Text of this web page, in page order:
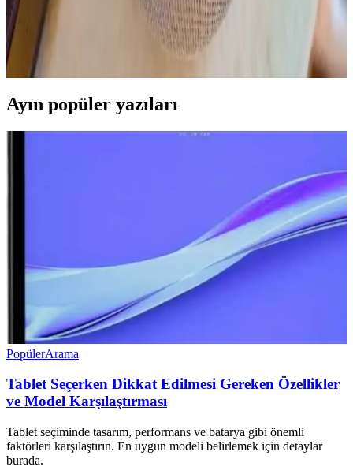
Google Assistant ve Google Home kullanıcıları işlevsellik
sorunlarıyla karşılaşıyor, yerel kontrol talebi artıyor. Google'ın
stratejileri kullanıcı güvenini zedeliyor ve alternatif çözümler öne
çıkıyor.
Ayın popüler yazıları
PopülerArama
Tablet Seçerken Dikkat Edilmesi Gereken Özellikler
ve Model Karşılaştırması
Tablet seçiminde tasarım, performans ve batarya gibi önemli
faktörleri karşılaştırın. En uygun modeli belirlemek için detaylar
burada.